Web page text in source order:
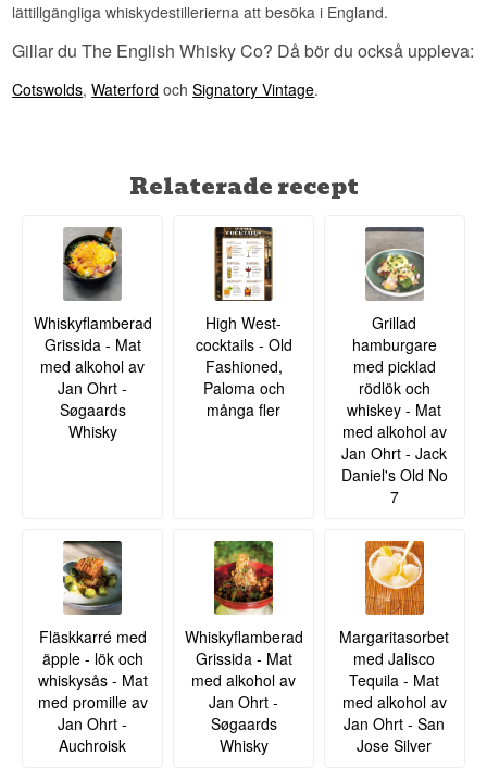
The English Distillery Co var det första
nyetablerade destilleriet i England att destillera
single malt whisky på över hundra år – de första
dropparna rann ur brännvinspannan i december
2006.
lättillgängliga whiskydestillerierna att besöka i England.
Gillar du The English Whisky Co? Då bör du också uppleva:
Cotswolds,Waterford ochSignatory Vintage.
Relaterade recept
Whiskyflamberad
Grissida - Mat
med alkohol av
Jan Ohrt -
Søgaards
Whisky
High West-
cocktails - Old
Fashioned,
Paloma och
många fler
Grillad
hamburgare
med picklad
rödlök och
whiskey - Mat
med alkohol av
Jan Ohrt - Jack
Daniel's Old No
7
Fläskkarré med
äpple - lök och
whiskysås - Mat
med promille av
Jan Ohrt -
Auchroisk
Whiskyflamberad
Grissida - Mat
med alkohol av
Jan Ohrt -
Søgaards
Whisky
Margaritasorbet
med Jalisco
Tequila - Mat
med alkohol av
Jan Ohrt - San
Jose Silver